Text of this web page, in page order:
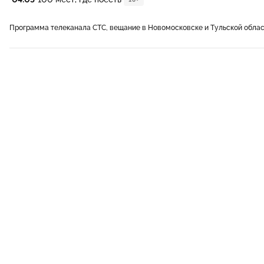
Программа телеканала СТС, вещание в Новомосковске и Тульской